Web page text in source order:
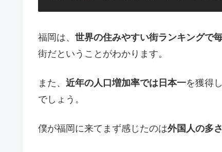
福岡は、 世界の住みやすい街ランキングで
街だということがわかります。
また、 近年の人口増加率では日本一を獲得
でしょう。
僕が福岡に来てまず感じたのは外国人の多さ